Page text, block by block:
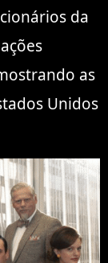
da
as
Unidos